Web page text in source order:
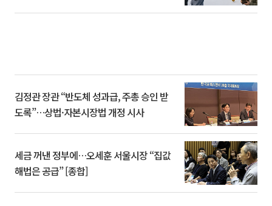
김정관 장관 “반도체 성과급, 주총 승인 받
도록”…상법·자본시장법 개정 시사
세금 꺼낸 정부에…오세훈 서울시장 “집값
해법은 공급” [종합]